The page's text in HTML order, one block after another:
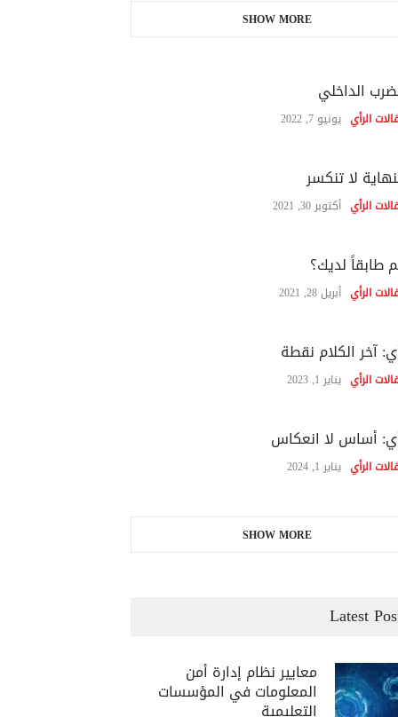
SHOW MORE
الداخلي
الرأي يونيو 7, 2022
لا تنكسر
الرأي أكتوبر 30, 2021
طابقاً لديك؟
الرأي أبريل 28, 2021
آخر الكلام نقطة
الرأي يناير 1, 2023
أساس لا انعكاس
الرأي يناير 1, 2024
SHOW MORE
Latest
معايير نظام إدارة أمن
المعلومات في المؤسسات
التعليمية